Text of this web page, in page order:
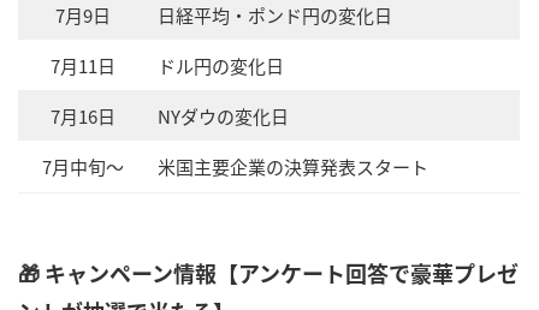
7月9日
日経平均・ポンド円の変化日
7月11日
ドル円の変化日
7月16日
NYダウの変化日
7月中旬～
米国主要企業の決算発表スタート
🎁 キャンペーン情報【アンケート回答で豪華プレゼ